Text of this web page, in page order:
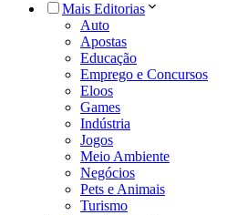
Mais Editorias
Auto
Apostas
Educação
Emprego e Concursos
Eloos
Games
Indústria
Jogos
Meio Ambiente
Negócios
Pets e Animais
Turismo